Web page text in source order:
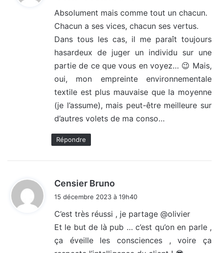
:
Absolument mais comme tout un chacun.
Chacun a ses vices, chacun ses vertus.
Dans tous les cas, il me paraît toujours
hasardeux de juger un individu sur une
partie de ce que vous en voyez… 😉 Mais,
oui, mon empreinte environnementale
textile est plus mauvaise que la moyenne
(je l’assume), mais peut-être meilleure sur
d’autres volets de ma conso…
Répondre
Censier Bruno
:
15 décembre 2023 à 19h40
C’est très réussi , je partage @olivier
Et le but de là pub … c’est qu’on en parle ,
ça éveille les consciences , voire ça